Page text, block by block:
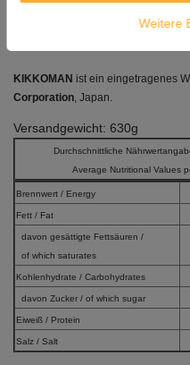
KIKKOMAN TRADING
KIKKOMAN ist ein eingetragenes
Corporation, Japan.
Versandgewicht: 630g
Durchschnittliche
Average Nutritional Values
Brennwert / Energy
Fett / Fat
davon gesättigte Fettsäuren /
of which saturates
Kohlenhydrate / Carbohydrates
davon Zucker / of which sugar
Eiweiß / Protein
Salz / Salt
Weitere